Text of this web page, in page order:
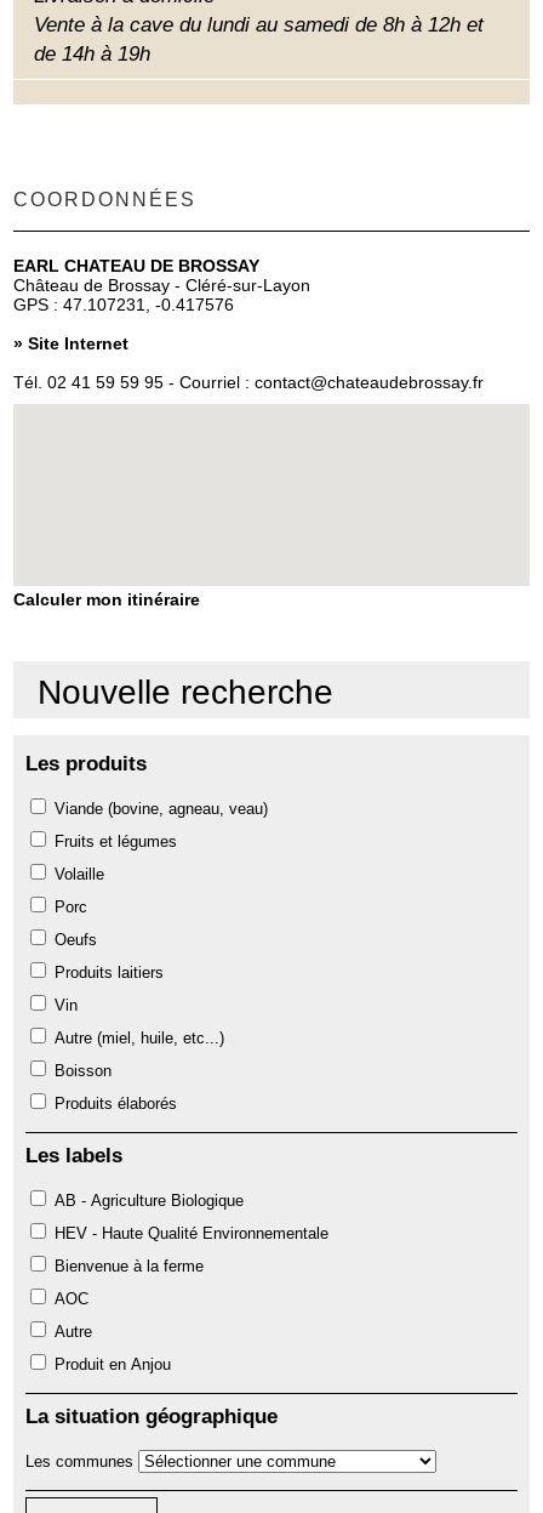
Vente à la cave du lundi au samedi de 8h à 12h et
de 14h à 19h
COORDONNÉES
EARL CHATEAU DE BROSSAY
Château de Brossay - Cléré-sur-Layon
GPS : 47.107231, -0.417576
»Site Internet
Tél.02 41 59 59 95 - Courriel :contact@chateaudebrossay.fr
Calculer mon itinéraire
Nouvelle recherche
Les produits
Viande (bovine, agneau, veau)
Fruits et légumes
Volaille
Porc
Oeufs
Produits laitiers
Vin
Autre (miel, huile, etc...)
Boisson
Produits élaborés
Les labels
AB - Agriculture Biologique
HEV - Haute Qualité Environnementale
Bienvenue à la ferme
AOC
Autre
Produit en Anjou
La situation géographique
Les communes